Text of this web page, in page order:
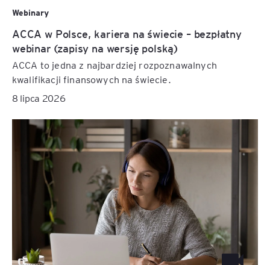
Webinary
ACCA w Polsce, kariera na świecie – bezpłatny
webinar (zapisy na wersję polską)
ACCA to jedna z najbardziej rozpoznawalnych
kwalifikacji finansowych na świecie.
8 lipca 2026